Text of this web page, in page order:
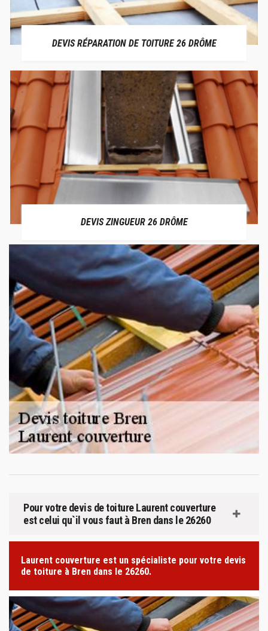
DEVIS RÉPARATION DE TOITURE 26 DRÔME
DEVIS ZINGUEUR 26 DRÔME
Pour votre devis de toiture Laurent couverture
est celui qu`il vous faut à Bren dans le 26260
Laurent couverture est un spécialiste pour votre devis
de toiture à Bren dans le 26260.